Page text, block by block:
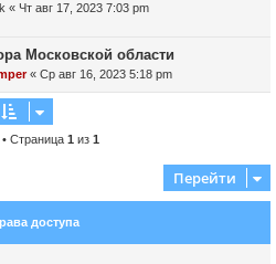
« Чт авг 17, 2023 7:03 pm
Московской области
« Ср авг 16, 2023 5:18 pm
Страница 1 из 1
Перейти
доступа